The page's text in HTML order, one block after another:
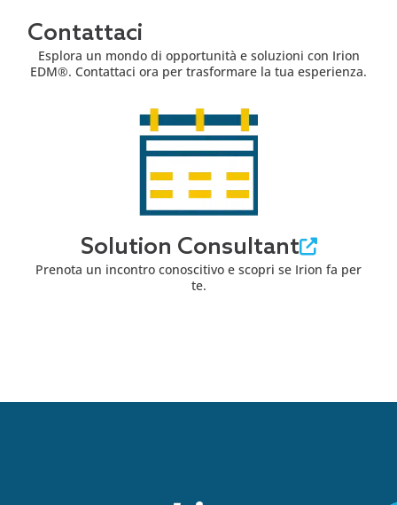
Contattaci
Esplora un mondo di opportunità e soluzioni con Irion
EDM®. Contattaci ora per trasformare la tua esperienza.
Solution Consultant
Prenota un incontro conoscitivo e scopri se Irion fa per
te.